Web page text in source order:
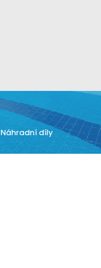
Náhradní díly